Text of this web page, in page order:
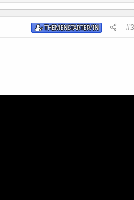
THEMENSTARTER/IN #3